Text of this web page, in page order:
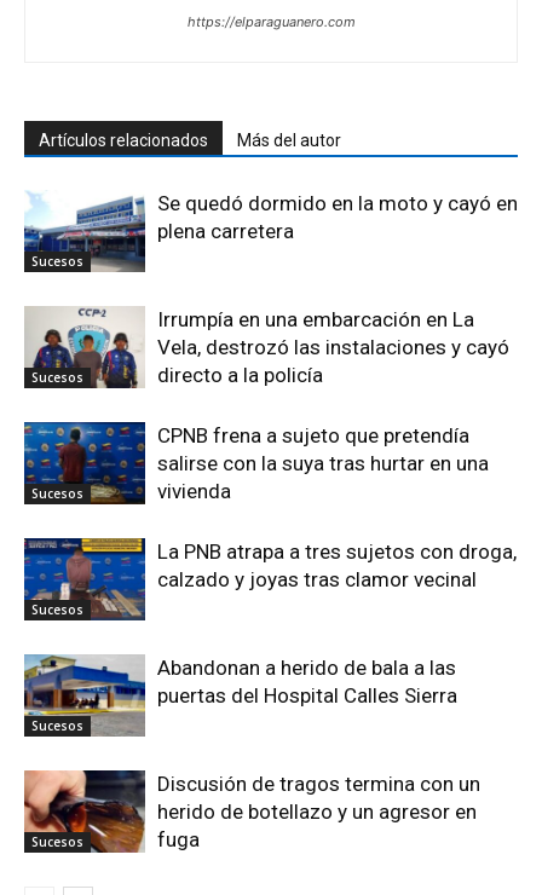
https://elparaguanero.com
Artículos relacionados Más del autor
Sucesos
Se quedó dormido en la moto y cayó en
plena carretera
Sucesos
Irrumpía en una embarcación en La
Vela, destrozó las instalaciones y cayó
directo a la policía
Sucesos
CPNB frena a sujeto que pretendía
salirse con la suya tras hurtar en una
vivienda
Sucesos
La PNB atrapa a tres sujetos con droga,
calzado y joyas tras clamor vecinal
Sucesos
Abandonan a herido de bala a las
puertas del Hospital Calles Sierra
Sucesos
Discusión de tragos termina con un
herido de botellazo y un agresor en
fuga